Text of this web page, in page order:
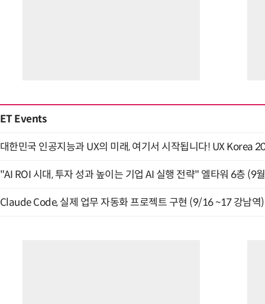
ET Events
대한민국 인공지능과 UX의 미래, 여기서 시작됩니다! UX Korea
"AI ROI 시대, 투자 성과 높이는 기업 AI 실행 전략" 엘타워 6층 (9
Claude Code, 실제 업무 자동화 프로젝트 구현 (9/16 ~17 강남역)